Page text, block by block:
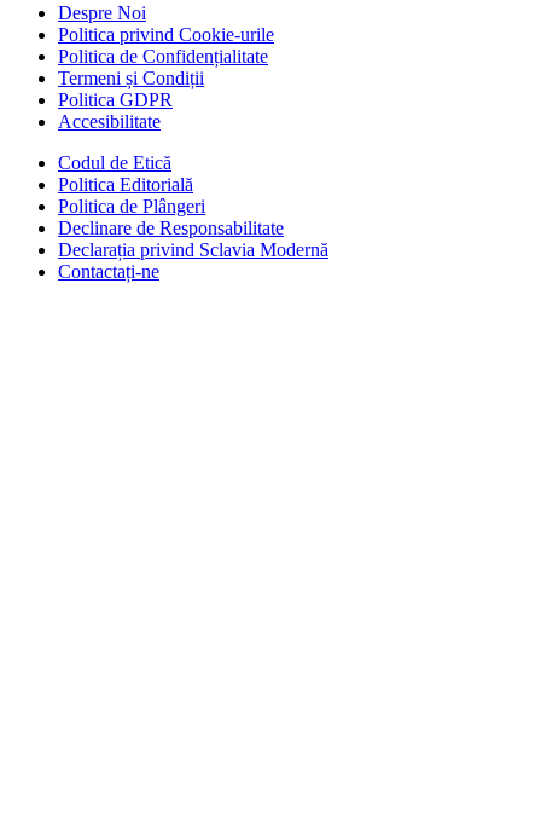
Despre Noi
Politica privind Cookie-urile
Politica de Confidențialitate
Termeni și Condiții
Politica GDPR
Accesibilitate
Codul de Etică
Politica Editorială
Politica de Plângeri
Declinare de Responsabilitate
Declarația privind Sclavia Modernă
Contactați-ne